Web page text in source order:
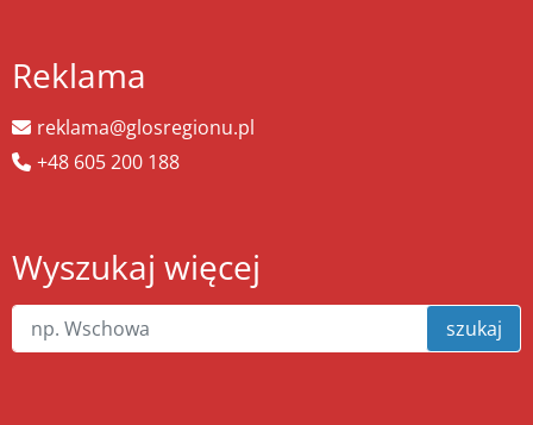
Reklama
reklama@glosregionu.pl
+48 605 200 188
Wyszukaj więcej
szukaj